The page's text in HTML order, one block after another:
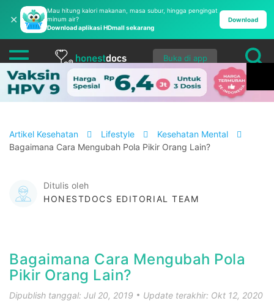
✕
Mau hitung kalori makanan, masa subur, hingga pengingat
minum air?
Download aplikasi HDmall sekarang
Download
Buka di app
Artikel Kesehatan Lifestyle
Kesehatan Mental
Bagaimana Cara Mengubah Pola Pikir Orang Lain?
Ditulis oleh
HONESTDOCS EDITORIAL TEAM
Bagaimana Cara Mengubah Pola
Pikir Orang Lain?
Dipublish tanggal: Jul 20, 2019
Update terakhir: Okt 12, 2020